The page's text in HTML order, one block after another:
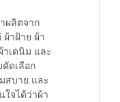
ผลิตจาก
าฝ้าย ผ้า
าเดนิม และ
ดเลือก
สบาย และ
จได้ว่าผ้า